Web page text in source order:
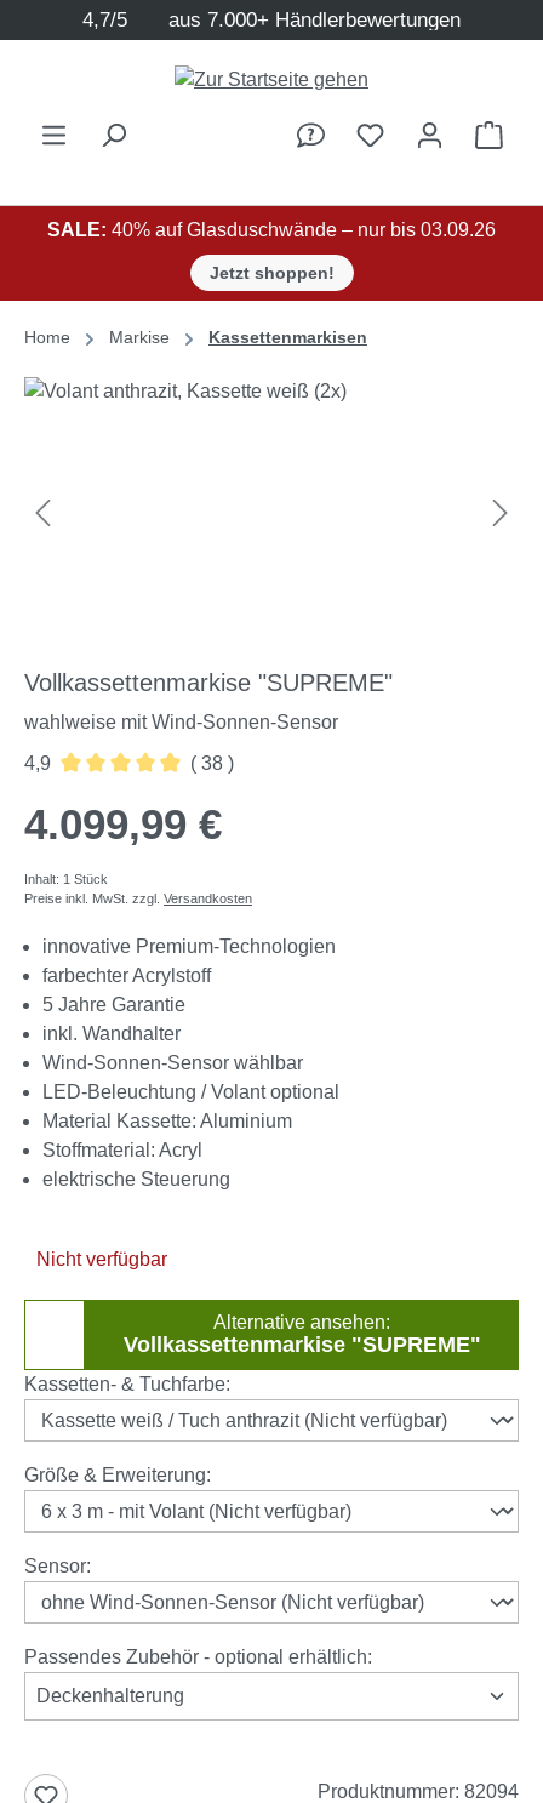
Zum Hauptinhalt springen
4,7/5 aus 7.000+ Händlerbewertungen
SALE: 40% auf Glasduschwände – nur bis 03.09.26
Jetzt shoppen!
Home Markise Kassettenmarkisen
Bildergalerie überspringen
Vollkassettenmarkise "SUPREME"
wahlweise mit Wind-Sonnen-Sensor
4,9
( 38 )
4.099,99 €
Inhalt: 1 Stück
Preise inkl. MwSt. zzgl. Versandkosten
innovative Premium-Technologien
farbechter Acrylstoff
5 Jahre Garantie
inkl. Wandhalter
Wind-Sonnen-Sensor wählbar
LED-Beleuchtung / Volant optional
Material Kassette: Aluminium
Stoffmaterial: Acryl
elektrische Steuerung
Nicht verfügbar
Alternative ansehen:
Vollkassettenmarkise "SUPREME"
Kassetten- & Tuchfarbeauswählen
:
Größe & Erweiterungauswählen
:
Sensorauswählen
:
Passendes Zubehör - optional erhältlich:
Deckenhalterung
Produktnummer: 82094